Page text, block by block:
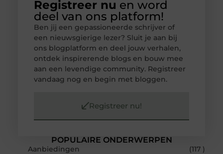
POPULAIRE ONDERWERPEN
Aanbiedingen
(117 )
Registreer nu en word
deel van ons platform!
Ben jij een gepassioneerde schrijver of
een nieuwsgierige lezer? Sluit je aan bij
ons blogplatform en deel jouw verhalen,
ontdek inspirerende blogs en bouw mee
aan een levendige community. Registreer
vandaag nog en begin met bloggen.
Registreer nu!